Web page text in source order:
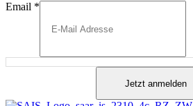
Email *
Jetzt anmelden